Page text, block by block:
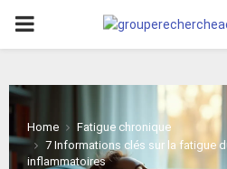
PRIMARY
Home
Fatigue chronique
7 Informations clés sur la fatigue
inflammatoires